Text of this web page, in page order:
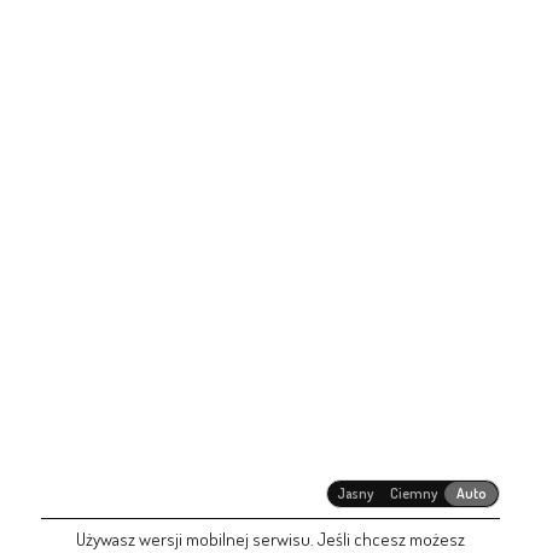
Jasny Ciemny Auto
Używasz wersji mobilnej serwisu. Jeśli chcesz możesz